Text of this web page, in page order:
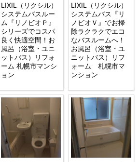
LIXIL（リクシル）
システムバスルー
ム『リノビオＰ』
シリーズでコスパ
良く快適空間！お
風呂（浴室・ユニ
ットバス）リフォ
ーム 札幌市マンシ
ョン
LIXIL（リクシル）
システムバス『リ
ノビオＶ』でお掃
除ラクラクでエコ
なバスルームへ！
お風呂（浴室・ユ
ニットバス）リフ
ォーム 札幌市マ
ンション